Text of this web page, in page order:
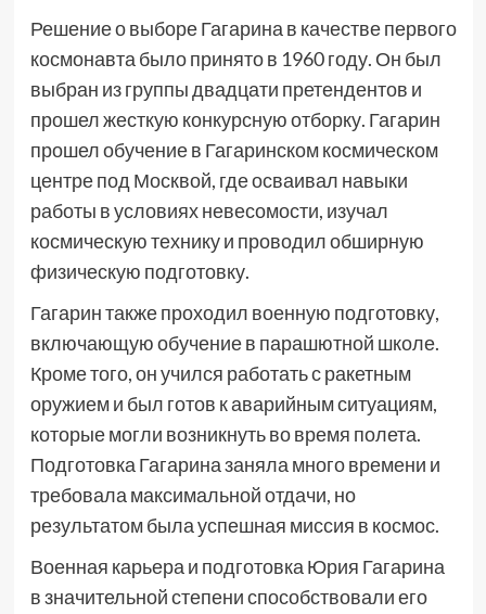
Решение о выборе Гагарина в качестве первого
космонавта было принято в 1960 году. Он был
выбран из группы двадцати претендентов и
прошел жесткую конкурсную отборку. Гагарин
прошел обучение в Гагаринском космическом
центре под Москвой, где осваивал навыки
работы в условиях невесомости, изучал
космическую технику и проводил обширную
физическую подготовку.
Гагарин также проходил военную подготовку,
включающую обучение в парашютной школе.
Кроме того, он учился работать с ракетным
оружием и был готов к аварийным ситуациям,
которые могли возникнуть во время полета.
Подготовка Гагарина заняла много времени и
требовала максимальной отдачи, но
результатом была успешная миссия в космос.
Военная карьера и подготовка Юрия Гагарина
в значительной степени способствовали его